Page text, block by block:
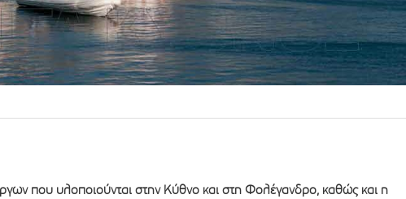
που υλοποιούνται στην Κύθνο και στη Φολέγανδρο, καθώς και η